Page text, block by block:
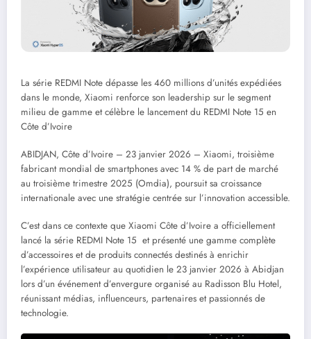
La série REDMI Note dépasse les 460 millions d’unités expédiées
dans le monde, Xiaomi renforce son leadership sur le segment
milieu de gamme et célèbre le lancement du REDMI Note 15 en
Côte d’Ivoire
ABIDJAN, Côte d’Ivoire – 23 janvier 2026 – Xiaomi, troisième
fabricant mondial de smartphones avec 14 % de part de marché
au troisième trimestre 2025 (Omdia), poursuit sa croissance
internationale avec une stratégie centrée sur l’innovation accessible.
C’est dans ce contexte que Xiaomi Côte d’Ivoire a officiellement
lancé la série REDMI Note 15 et présenté une gamme complète
d’accessoires et de produits connectés destinés à enrichir
l’expérience utilisateur au quotidien le 23 janvier 2026 à Abidjan
lors d’un événement d’envergure organisé au Radisson Blu Hotel,
réunissant médias, influenceurs, partenaires et passionnés de
technologie.